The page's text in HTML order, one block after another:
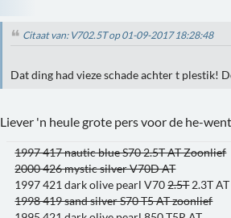
Citaat van: V702.5T op 01-09-2017 18:28:48
Dat ding had vieze schade achter t plestik!
Liever 'n heule grote pers voor de he-
1997 417 nautic blue S70 2.5T AT Zoonlief
2000 426 mystic silver V70D AT
1997 421 dark olive pearl V702.5T2.3T
1998 419 sand silver S70 T5 AT zoonlief